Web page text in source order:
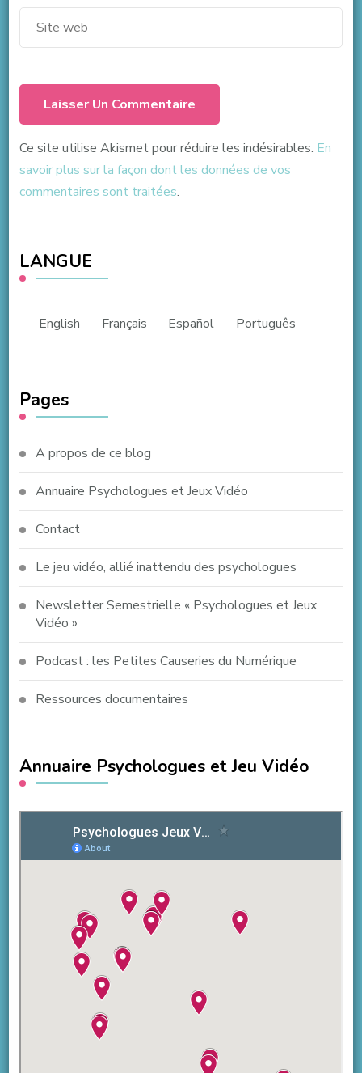
Ce site utilise Akismet pour réduire les indésirables. En
savoir plus sur la façon dont les données de vos
commentaires sont traitées.
LANGUE
English Français Español Português
Pages
A propos de ce blog
Annuaire Psychologues et Jeux Vidéo
Contact
Le jeu vidéo, allié inattendu des psychologues
Newsletter Semestrielle « Psychologues et Jeux
Vidéo »
Podcast : les Petites Causeries du Numérique
Ressources documentaires
Annuaire Psychologues et Jeu Vidéo